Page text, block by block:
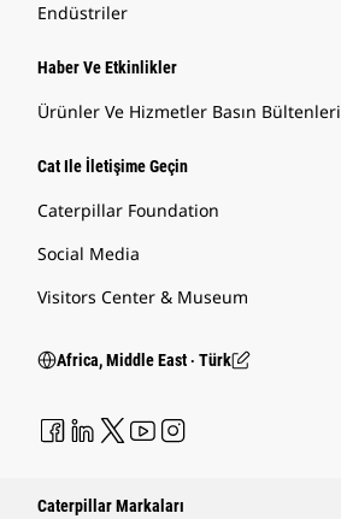
Endüstriler
Haber Ve Etkinlikler
Ürünler Ve Hizmetler Basın Bültenleri
Cat Ile İletişime Geçin
Caterpillar Foundation
Social Media
Visitors Center & Museum
Africa, Middle East ‧ Türk
Caterpillar Markaları